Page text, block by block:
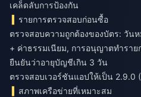
เคล็ดลับการป้องกัน
รายการตรวจสอบก่อนซื้อ
ตรวจสอบความถูกต้องของบัตร: วัน
+ ค่าธรรมเนียม, การอนุญาตทำราย
ยืนยันว่าอายุบัญชีเกิน 3 วัน
ตรวจสอบเวอร์ชันแอปให้เป็น 2.9.0
สภาพเครือข่ายที่เหมาะสม